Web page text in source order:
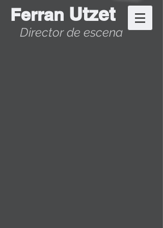
Ferran Utzet
Director de escena